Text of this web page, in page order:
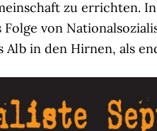
zu errichten. In
von
Alb in den Hirnen, als